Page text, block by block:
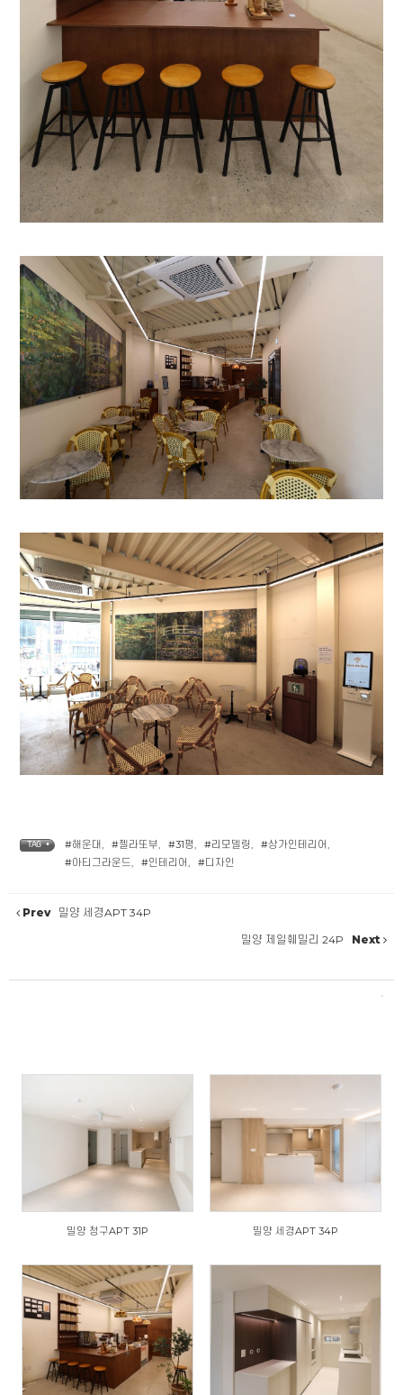
TAG • #해운대, #젤라또부, #31평, #리모델링, #상가인테리어,
#아티그라운드, #인테리어, #디자인
Prev
밀양 세경APT 34P
밀양 제일훼밀리 24P
Next
밀양 청구APT 31P 밀양 세경APT 34P